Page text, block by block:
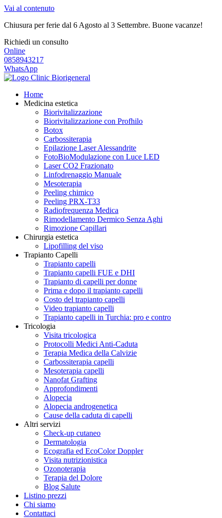
Vai al contenuto
Chiusura per ferie dal 6 Agosto al 3 Settembre. Buone vacanze!
Richiedi un consulto
Online
0858943217
WhatsApp
Home
Medicina estetica
Biorivitalizzazione
Biorivitalizzazione con Profhilo
Botox
Carbossiterapia
Epilazione Laser Alessandrite
FotoBioModulazione con Luce LED
Laser CO2 Frazionato
Linfodrenaggio Manuale
Mesoterapia
Peeling chimico
Peeling PRX-T33
Radiofrequenza Medica
Rimodellamento Dermico Senza Aghi
Rimozione Capillari
Chirurgia estetica
Lipofilling del viso
Trapianto Capelli
Trapianto capelli
Trapianto capelli FUE e DHI
Trapianto di capelli per donne
Prima e dopo il trapianto capelli
Costo del trapianto capelli
Video trapianto capelli
Trapianto capelli in Turchia: pro e contro
Tricologia
Visita tricologica
Protocolli Medici Anti-Caduta
Terapia Medica della Calvizie
Carbossiterapia capelli
Mesoterapia capelli
Nanofat Grafting
Approfondimenti
Alopecia
Alopecia androgenetica
Cause della caduta di capelli
Altri servizi
Check-up cutaneo
Dermatologia
Ecografia ed EcoColor Doppler
Visita nutrizionistica
Ozonoterapia
Terapia del Dolore
Blog Salute
Listino prezzi
Chi siamo
Contattaci